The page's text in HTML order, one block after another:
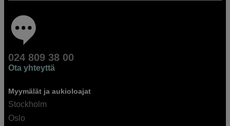
024 809 38 00
Ota yhteyttä
Myymälät ja aukioloajat
Stockholm
Oslo